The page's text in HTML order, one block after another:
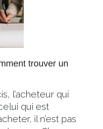
trouver un
l’acheteur qui
qui est
il n’est pas